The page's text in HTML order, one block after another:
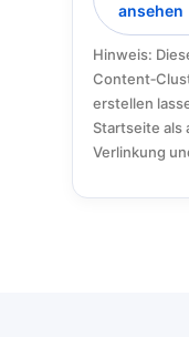
ansehen
Hinweis:
erstellen
Startseite als
Verlinkung